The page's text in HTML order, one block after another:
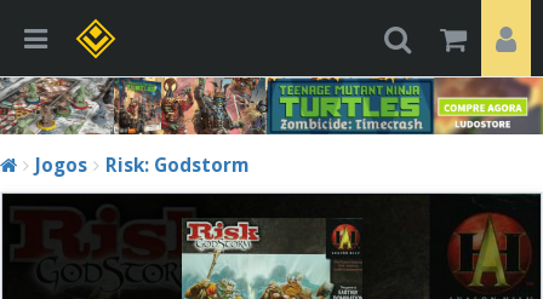
Jogos Risk: Godstorm